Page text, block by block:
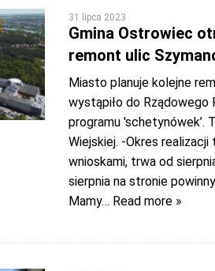
31 lipca 2023
Gmina Ostrowiec
remont ulic
Miasto planuje kolejne
wystąpiło do Rządowego
programu 'schetynówek’.
Wiejskiej. -Okres
wnioskami, trwa od
sierpnia na stronie
Mamy… Read more »